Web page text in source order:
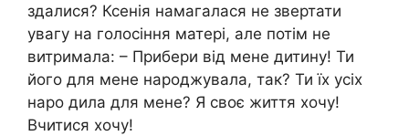
здалися? Ксенія намагалася не звертати
увагу на голосіння матері, але потім не
витримала: – Прибери від мене дитину! Ти
його для мене народжувала, так? Ти їх усіх
наро дила для мене? Я своє життя хочу!
Вчитися хочу!